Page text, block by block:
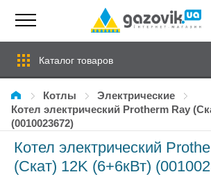
Каталог товаров
Котлы
электрические
Котел электрический Protherm Ray (Скат) 12K (6+6кВт)
(0010023672)
Котел электрический
(Скат) 12K (6+6кВт)